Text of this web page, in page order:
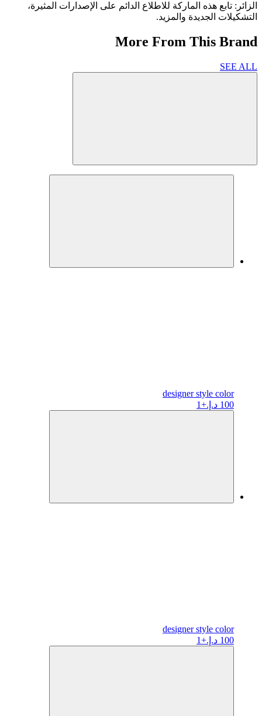
الزائر: تابع هذه الماركة للاطلاع الدائم على الإصدارات المثيرة،
التشكيلات الجديدة والمزيد.
More From This Brand
SEE ALL
designerstyle color
100 د.إ.
+1
designerstyle color
100 د.إ.
+1